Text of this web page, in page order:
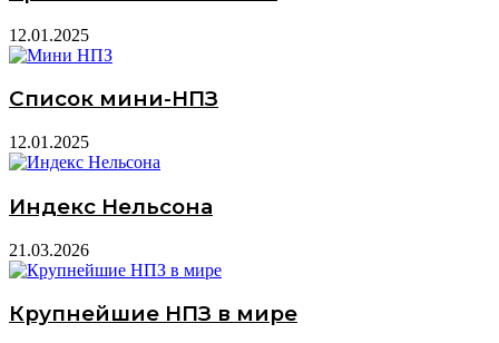
12.01.2025
Список мини-НПЗ
12.01.2025
Индекс Нельсона
21.03.2026
Крупнейшие НПЗ в мире